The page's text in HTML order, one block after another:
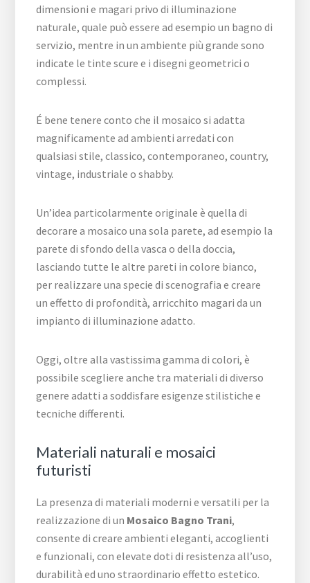
dimensioni e magari privo di illuminazione
naturale, quale può essere ad esempio un bagno di
servizio, mentre in un ambiente più grande sono
indicate le tinte scure e i disegni geometrici o
complessi.
É bene tenere conto che il mosaico si adatta
magnificamente ad ambienti arredati con
qualsiasi stile, classico, contemporaneo, country,
vintage, industriale o shabby.
Un’idea particolarmente originale è quella di
decorare a mosaico una sola parete, ad esempio la
parete di sfondo della vasca o della doccia,
lasciando tutte le altre pareti in colore bianco,
per realizzare una specie di scenografia e creare
un effetto di profondità, arricchito magari da un
impianto di illuminazione adatto.
Oggi, oltre alla vastissima gamma di colori, è
possibile scegliere anche tra materiali di diverso
genere adatti a soddisfare esigenze stilistiche e
tecniche differenti.
Materiali naturali e mosaici
futuristi
La presenza di materiali moderni e versatili per la
realizzazione di un Mosaico Bagno Trani,
consente di creare ambienti eleganti, accoglienti
e funzionali, con elevate doti di resistenza all’uso,
durabilità ed uno straordinario effetto estetico.